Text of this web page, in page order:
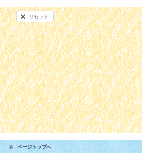
リセット
ページトップへ